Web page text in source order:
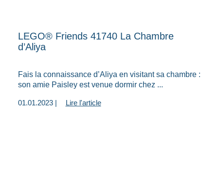
LEGO® Friends 41740 La Chambre
d’Aliya
Fais la connaissance d’Aliya en visitant sa chambre :
son amie Paisley est venue dormir chez ...
01.01.2023 | Lire l'article